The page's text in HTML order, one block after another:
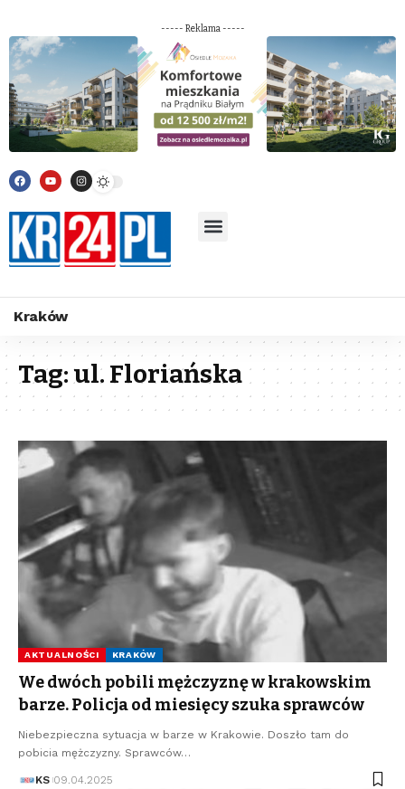
----- Reklama -----
Kraków
Tag:ul. Floriańska
AKTUALNOŚCI KRAKÓW
We dwóch pobili mężczyznę w krakowskim
barze. Policja od miesięcy szuka sprawców
Niebezpieczna sytuacja w barze w Krakowie. Doszło tam do
pobicia mężczyzny. Sprawców…
KS 09.04.2025